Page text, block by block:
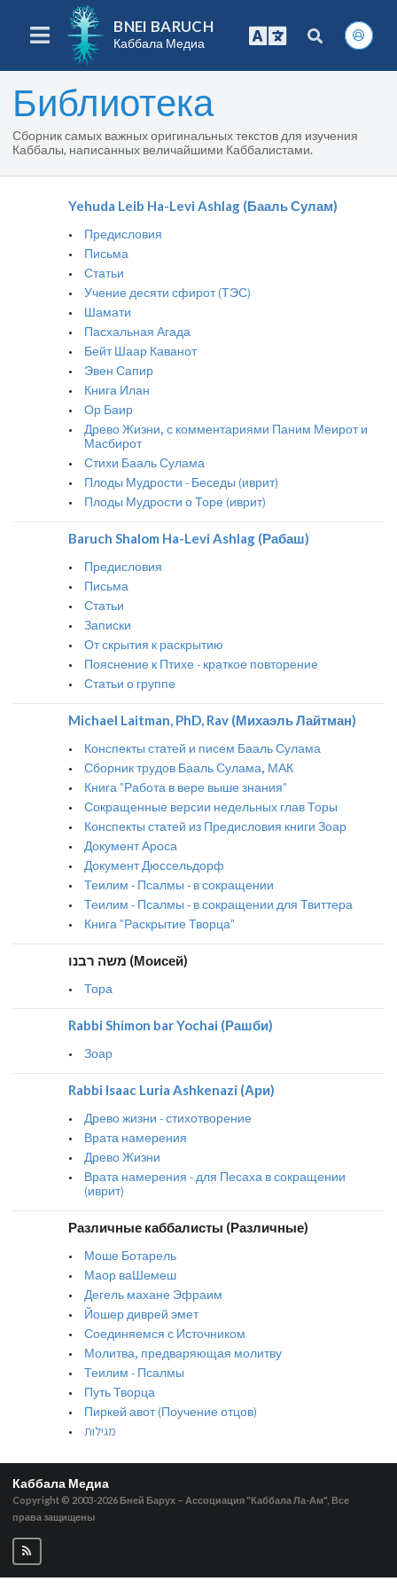
BNEI BARUCH
Каббала Медиа
Библиотека
Сборник самых важных оригинальных текстов для изучения
Каббалы, написанных величайшими Каббалистами.
Yehuda Leib Ha-Levi Ashlag (Бааль Сулам)
Предисловия
Письма
Статьи
Учение десяти сфирот (ТЭС)
Шамати
Пасхальная Агада
Бейт Шаар Каванот
Эвен Сапир
Книга Илан
Ор Баир
Древо Жизни, с комментариями Паним Меирот и
Масбирот
Стихи Бааль Сулама
Плоды Мудрости - Беседы (иврит)
Плоды Мудрости о Торе (иврит)
Baruch Shalom Ha-Levi Ashlag (Рабаш)
Предисловия
Письма
Статьи
Записки
От скрытия к раскрытию
Пояснение к Птихе - краткое повторение
Статьи о группе
Michael Laitman, PhD, Rav (Михаэль Лайтман)
Конспекты статей и писем Бааль Сулама
Сборник трудов Бааль Сулама, МАК
Книга "Работа в вере выше знания"
Сокращенные версии недельных глав Торы
Конспекты статей из Предисловия книги Зоар
Документ Ароса
Документ Дюссельдорф
Теилим - Псалмы - в сокращении
Теилим - Псалмы - в сокращении для Твиттера
Книга "Раскрытие Творца"
משה רבנו (Моисей)
Тора
Rabbi Shimon bar Yochai (Рашби)
Зоар
Rabbi Isaac Luria Ashkenazi (Ари)
Древо жизни - стихотворение
Врата намерения
Древо Жизни
Врата намерения - для Песаха в сокращении
(иврит)
Различные каббалисты (Различные)
Моше Ботарель
Маор ваШемеш
Дегель махане Эфраим
Йошер диврей эмет
Соединяемся с Источником
Молитва, предваряющая молитву
Теилим - Псалмы
Путь Творца
Пиркей авот (Поучение отцов)
מגילות
Каббала Медиа
Copyright © 2003-2026 Бней Барух – Ассоциация "Каббала Ла-Ам", Все
права защищены